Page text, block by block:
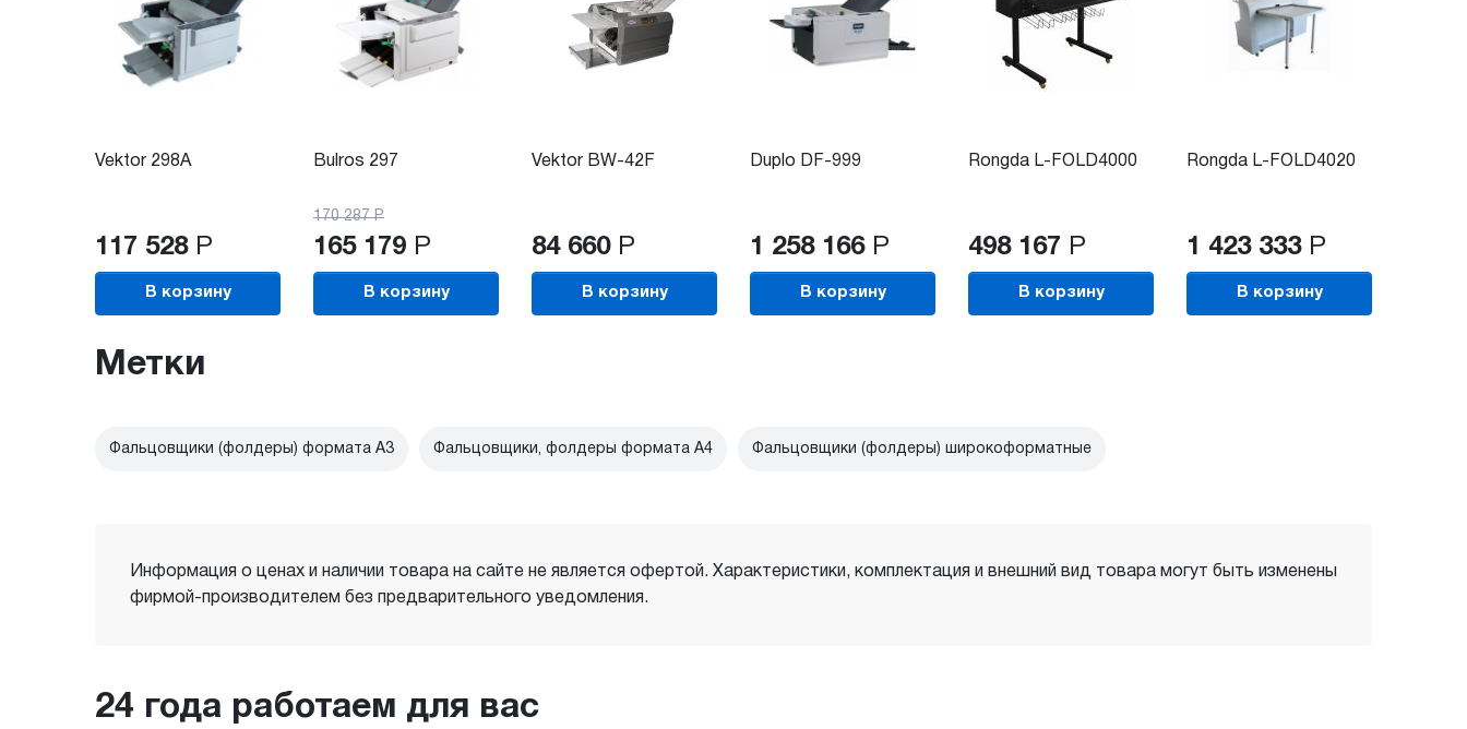
Vektor 298A
117 528 Р
В корзину
Bulros 297
170 287 Р
165 179 Р
В корзину
Vektor BW-42F
84 660 Р
В корзину
Duplo DF-999
1 258 166 Р
В корзину
Rongda L-FOLD4000
498 167 Р
В корзину
Rongda L-FOLD4020
1 423 333 Р
В корзину
Метки
Фальцовщики (фолдеры) формата А3 Фальцовщики, фолдеры формата А4 Фальцовщики (фолдеры) широкоформатные
Информация о ценах и наличии товара на сайте не является офертой. Характеристики, комплектация и внешний вид товара могут быть изменены
фирмой-производителем без предварительного уведомления.
24 года работаем для вас